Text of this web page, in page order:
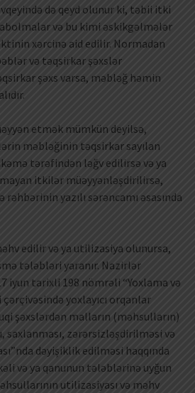
də qeyd olunur ki, təbii itki
və bu kimi əskikgəlmələr
xərcinə aid edilir. Normadan
və təqsirkar şəxslər
şəxs varsa, məbləğ həmin
etmək mümkün deyilsə,
məbləğinin təqsirkar sayılan
tərəfindən ləğv edilirsə və ya
itkilər müəyyənləşdirilirsə,
yazılı sərəncamı əsasında
edilir və ya utilizasiya olunursa,
tələbləri yaranır. Nazirlər
iyun tarixli 198 nömrəli “Yoxlama və
yoxlayıcı orqanlar
şəxslərdən malların (məhsulların)
saxlanması, zərərsizləşdirilməsi və
dəyişiklik edilməsi haqqında
və ya qanunun tələblərinə uyğun
utilizasiyası və məhv